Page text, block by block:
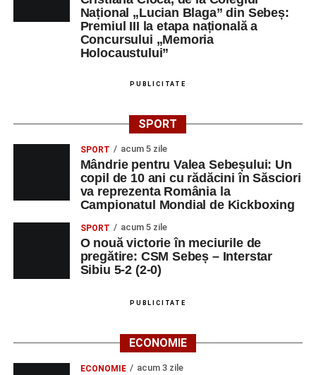
Național „Lucian Blaga” din Sebeș:
Premiul III la etapa națională a
Concursului „Memoria
Holocaustului”
PUBLICITATE
SPORT
SPORT acum 5 zile
Mândrie pentru Valea Sebeșului: Un
copil de 10 ani cu rădăcini în Săsciori
va reprezenta România la
Campionatul Mondial de Kickboxing
SPORT acum 5 zile
O nouă victorie în meciurile de
pregătire: CSM Sebeș – Interstar
Sibiu 5-2 (2-0)
PUBLICITATE
ECONOMIE
ECONOMIE acum 3 zile